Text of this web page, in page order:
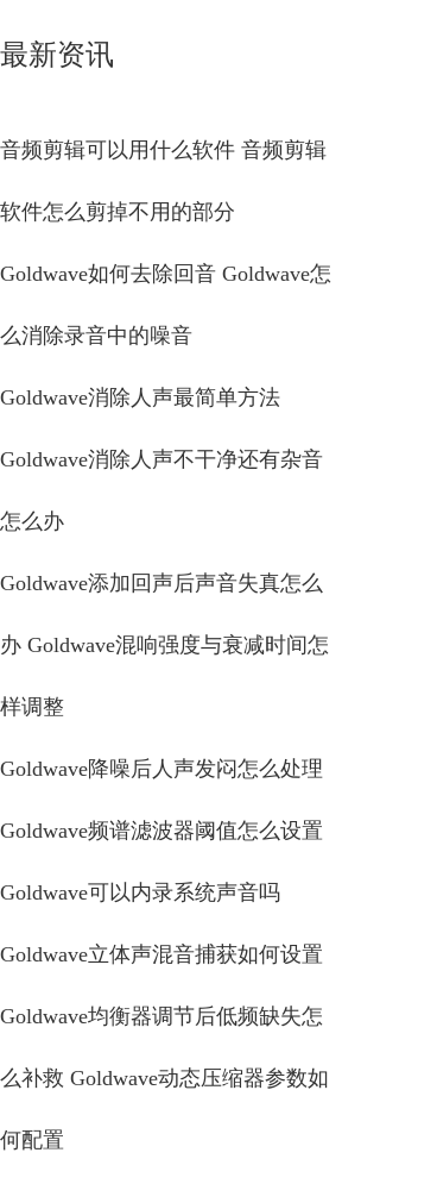
最新资讯
音频剪辑可以用什么软件 音频剪辑
软件怎么剪掉不用的部分
Goldwave如何去除回音 Goldwave怎
么消除录音中的噪音
Goldwave消除人声最简单方法
Goldwave消除人声不干净还有杂音
怎么办
Goldwave添加回声后声音失真怎么
办 Goldwave混响强度与衰减时间怎
样调整
Goldwave降噪后人声发闷怎么处理
Goldwave频谱滤波器阈值怎么设置
Goldwave可以内录系统声音吗
Goldwave立体声混音捕获如何设置
Goldwave均衡器调节后低频缺失怎
么补救 Goldwave动态压缩器参数如
何配置